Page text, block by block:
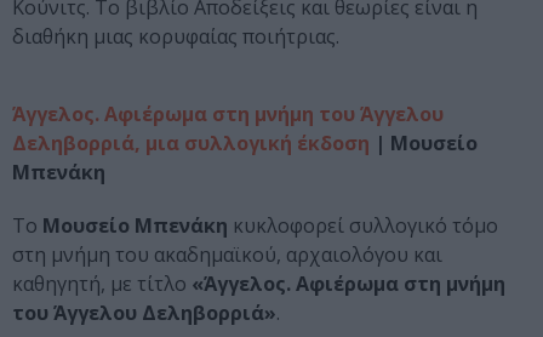
Κούνιτς. Το βιβλίο Αποδείξεις και θεωρίες είναι η
διαθήκη μιας κορυφαίας ποιήτριας.
Άγγελος. Αφιέρωμα στη μνήμη του Άγγελου
Δεληβορριά, μια συλλογική έκδοση | Μουσείο
Μπενάκη
Το Μουσείο Μπενάκη κυκλοφορεί συλλογικό τόμο
στη μνήμη του ακαδημαϊκού, αρχαιολόγου και
καθηγητή, με τίτλο «Άγγελος. Αφιέρωμα στη μνήμη
του Άγγελου Δεληβορριά».